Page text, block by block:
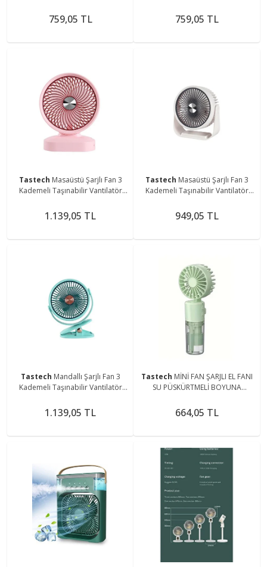
Kamp ve Yatak Odası
759,05 TL
Parfümlü Fan
759,05 TL
Tastech Masaüstü Şarjlı Fan 3
Kademeli Taşınabilir Vantilatör
1.139,05 TL
Tastech Masaüstü Şarjlı Fan 3
Kademeli Taşınabilir Vantilatör
949,05 TL
Tastech Mandallı Şarjlı Fan 3
Kademeli Taşınabilir Vantilatör
Dönen Fan
1.139,05 TL
Tastech MİNİ FAN ŞARJLI EL FANI
SU PÜSKÜRTMELİ BOYUNA
VANTİLATÖR
664,05 TL